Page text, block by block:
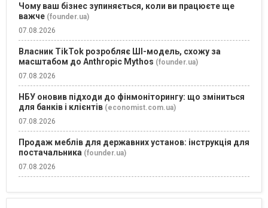
Чому ваш бізнес зупиняється, коли ви працюєте ще
важче (founder.ua)
07.08.2026
Власник TikTok розробляє ШІ-модель, схожу за
масштабом до Anthropic Mythos (founder.ua)
07.08.2026
НБУ оновив підходи до фінмоніторингу: що зміниться
для банків і клієнтів (economist.com.ua)
07.08.2026
Продаж меблів для державних установ: інструкція для
постачальника (founder.ua)
07.08.2026